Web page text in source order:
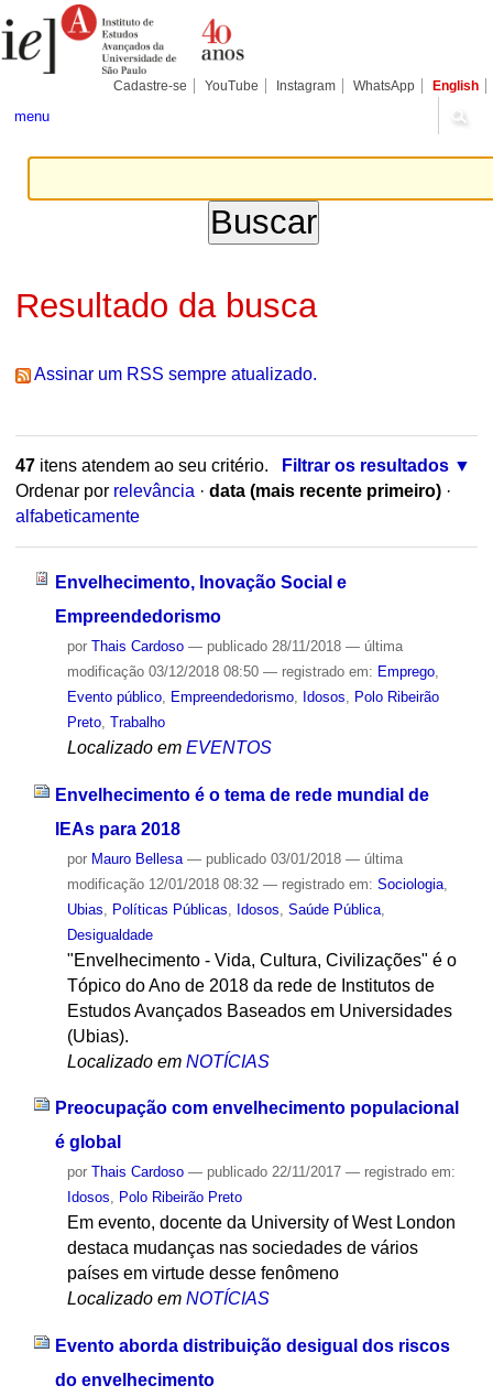
para
conteúdo.
Pessoais
Cadastre-se YouTube Instagram WhatsApp English
menu
Resultado da busca
Assinar um RSS sempre atualizado.
47itens atendem ao seu critério.
Filtrar os resultados
Ordenar por relevância · data (mais recente primeiro) ·
alfabeticamente
Envelhecimento, Inovação Social e
Empreendedorismo
por Thais Cardoso — publicado28/11/2018 — última
modificação03/12/2018 08:50 — registrado em: Emprego,
Evento público, Empreendedorismo, Idosos
Polo Ribeirão
Preto, Trabalho
Localizado em EVENTOS
Envelhecimento é o tema de rede mundial de
IEAs para 2018
por Mauro Bellesa — publicado03/01/2018 — última
modificação12/01/2018 08:32 — registrado em: Sociologia,
Ubias
Políticas Públicas Idosos Saúde Pública,
Desigualdade
"Envelhecimento - Vida, Cultura, Civilizações" é o
Tópico do Ano de 2018 da rede de Institutos de
Estudos Avançados Baseados em Universidades
(Ubias).
Localizado em NOTÍCIAS
Preocupação com envelhecimento populacional
é global
por Thais Cardoso — publicado22/11/2017 — registrado em:
Idosos, Polo Ribeirão Preto
Em evento, docente da University of West London
destaca mudanças nas sociedades de vários
países em virtude desse fenômeno
Localizado em NOTÍCIAS
Evento aborda distribuição desigual dos riscos
do envelhecimento